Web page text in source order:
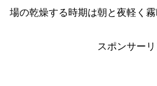
場の乾燥する時期は朝と夜軽く霧
スポンサー